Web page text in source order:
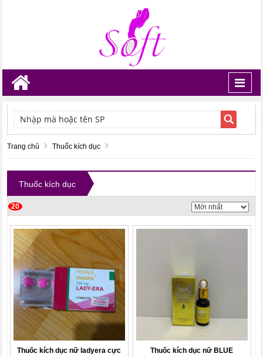
TÌM KIẾM
Trang chủ Thuốc kích dục
Thuốc kích dục
20
Thuốc kích dục nữ ladyera cực
Thuốc kích dục nữ BLUE